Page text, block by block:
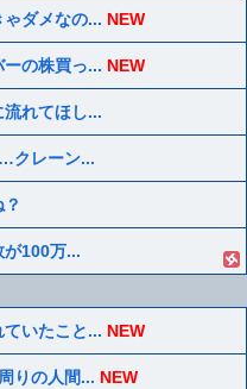
ダメなの... NEW
の株買っ... NEW
れてほし...
クレーン...
が100万...
いたこと... NEW
りの人間... NEW